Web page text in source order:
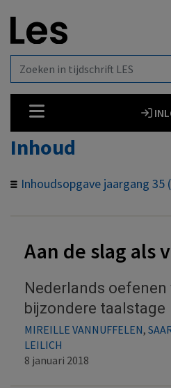
Inhoud
Inhoudsopgave jaargang 35
Aan de slag als
Nederlands oefenen
bijzondere taalstage
MIREILLE VANNUFFELEN,
LEILICH
8 januari 2018